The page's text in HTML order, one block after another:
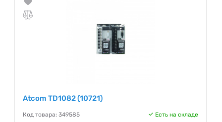
Atcom TD1082 (10721)
Код товара: 349585 Есть на складе